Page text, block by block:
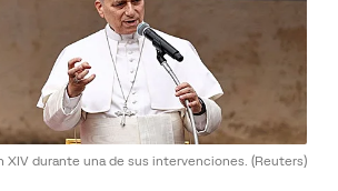
XIV durante una de sus intervenciones. (Reuters)